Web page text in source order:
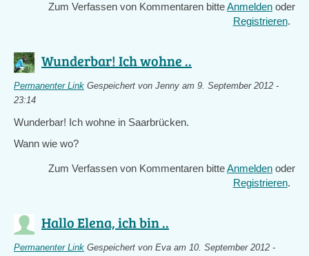
Zum Verfassen von Kommentaren bitteAnmelden oder
Registrieren.
Wunderbar! Ich wohne ..
Permanenter Link Gespeichert von Jenny am 9. September 2012 -
23:14
Wunderbar! Ich wohne in Saarbrücken.
Wann wie wo?
Zum Verfassen von Kommentaren bitteAnmelden oder
Registrieren.
Hallo Elena, ich bin ..
Permanenter Link Gespeichert von Eva am 10. September 2012 -